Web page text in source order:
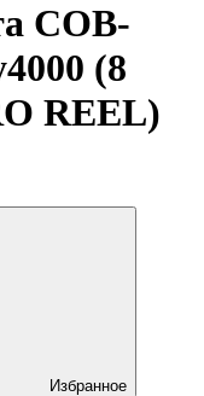
COB-
(8
REEL)
Избранное